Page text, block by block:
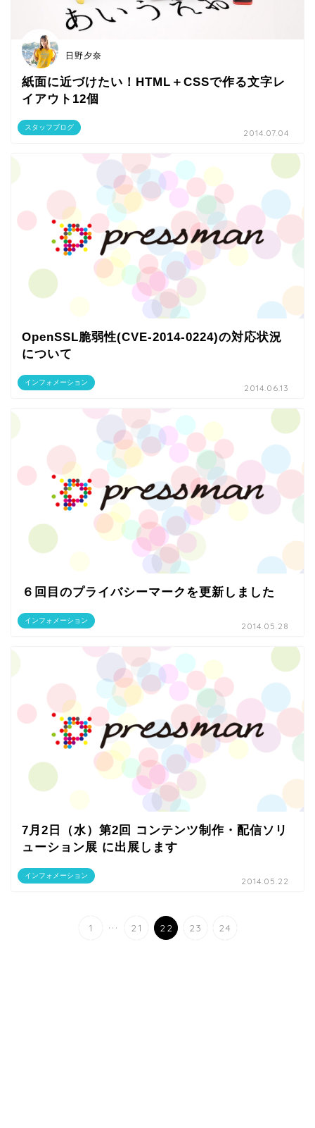
スタッフブログ
日野夕奈
紙面に近づけたい！HTML＋CSSで作る文字レ
イアウト12個
2014.07.04
インフォメーション
OpenSSL脆弱性(CVE-2014-0224)の対応状況
について
2014.06.13
インフォメーション
６回目のプライバシーマークを更新しました
2014.05.28
インフォメーション
7月2日（水）第2回 コンテンツ制作・配信ソリ
ューション展 に出展します
2014.05.22
1 ... 21 22 23 24